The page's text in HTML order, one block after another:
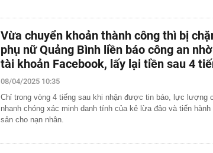
Vừa chuyển khoản thành công thì bị
phụ nữ Quảng Bình liền báo công an
tài khoản Facebook, lấy lại tiền sau 4
08/04/2025 10:35
Chỉ trong vòng 4 tiếng sau khi nhận được tin báo, lực lượng
nhanh chóng xác minh danh tính của kẻ lừa đảo và tiến hành
sản cho nạn nhân.